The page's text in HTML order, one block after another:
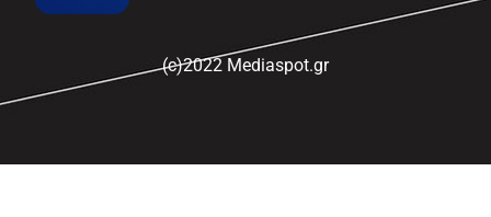
(c)2022 Mediaspot.gr